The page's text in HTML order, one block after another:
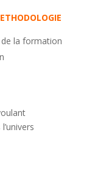
la formation